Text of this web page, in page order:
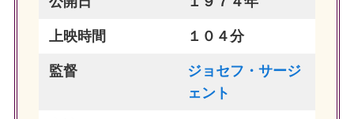
上映時間 １０４分
監督
ジョセフ・サージ
ェント